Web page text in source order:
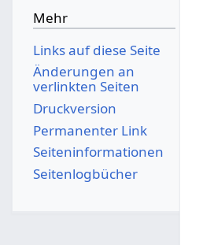
Mehr
Links auf diese Seite
Änderungen an
verlinkten Seiten
Druckversion
Permanenter Link
Seiten­­informationen
Seitenlogbücher